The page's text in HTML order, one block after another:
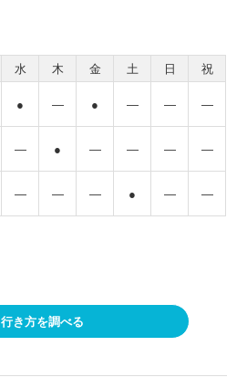
水 木 金 土 日
祝
● ― ● ― ― ―
― ● ― ― ― ―
― ― ― ● ― ―
行き方を調べる